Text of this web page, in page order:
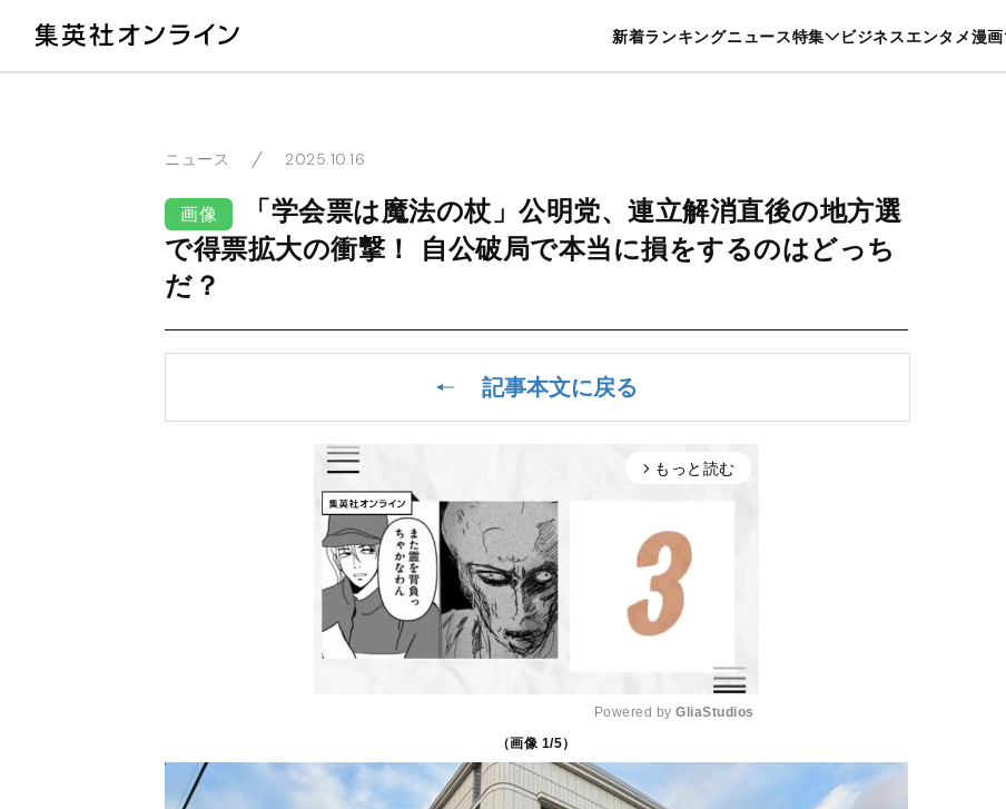
新着ランキングニュース特集 ビジネスエンタメ漫画
暮らし スポーツ ヘルスケア 美容 グルメ
ニュース 2025.10.16
画像
「学会票は魔法の杖」公明党、連立解消直後の地方選
で得票拡大の衝撃！ 自公破局で本当に損をするのはどっち
だ？
記事本文に戻る
arrow_forward_ios もっと読む
Powered by GliaStudios
（画像 1/5）